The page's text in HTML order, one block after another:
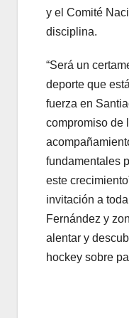
y el Comité
disciplina.
“Será un
deporte que
fuerza en
compromiso de
fundamentales
este
invitación a
Fernández y
alentar y
hockey sobre